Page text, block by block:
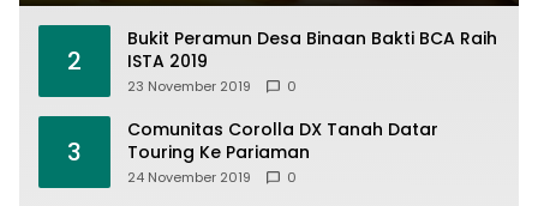
2
Bukit Peramun Desa Binaan Bakti BCA Raih
ISTA 2019
23 November 2019 0
3
Comunitas Corolla DX Tanah Datar
Touring Ke Pariaman
24 November 2019 0